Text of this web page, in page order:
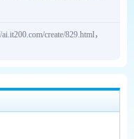
create/829.html，